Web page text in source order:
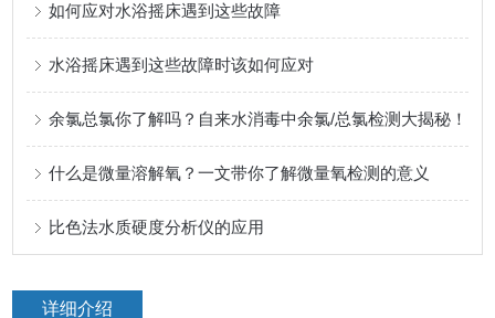
如何应对水浴摇床遇到这些故障
水浴摇床遇到这些故障时该如何应对
余氯总氯你了解吗？自来水消毒中余氯/总氯检测大揭秘！
什么是微量溶解氧？一文带你了解微量氧检测的意义
比色法水质硬度分析仪的应用
详细介绍